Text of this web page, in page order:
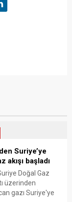
Suriye’ye
akışı başladı
Doğal Gaz
üzerinden
gazı Suriye'ye